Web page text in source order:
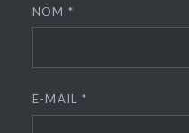
NOM*
E-MAIL *